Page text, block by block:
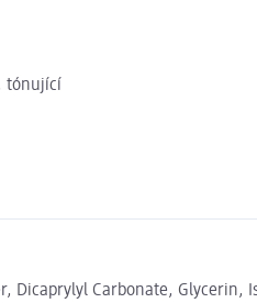
tónující
Dicaprylyl Carbonate, Glycerin,